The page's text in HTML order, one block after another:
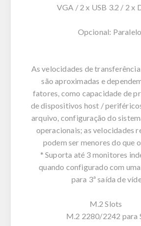
VGA / 2 x USB 3.2 / 2 x
Opcional: Paralelo
As velocidades de
são aproximadas e
fatores, como capacidade de
de dispositivos host /
arquivo, configuração do
operacionais; as velocidades
podem ser menores do que
* Suporta até 3 monitores
quando configurado com
para 3ª saída de
M.2 Slots
M.2 2280/2242 para